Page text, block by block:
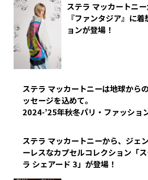
ステラ マッカートニ
『ファンタジア』に
ョンが登場！
ステラ マッカートニーは地球から
ッセージを込めて。
2024-’25年秋冬パリ・ファッショ
ステラ マッカートニーから、ジェ
ーレスなカプセルコレクション「
ラ シェアード 3」が登場！